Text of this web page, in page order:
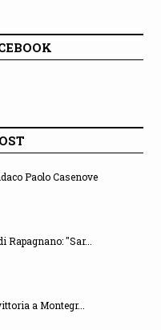
Paolo Casenove
"Sar...
a Montegr...